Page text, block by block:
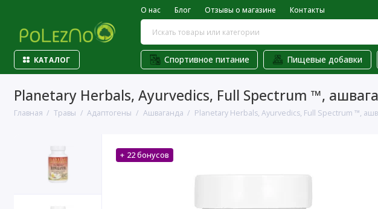
О нас Блог Отзывы о магазине Контакты
КАТАЛОГ Спортивное питание Пищевые добавки
Planetary Herbals, Ayurvedics, Full Spectrum ™,
Главная Травы Адаптогены Ашваганда Planetary Herbals, Ayurvedics, Full Spectrum ™,
+ 22 бонусов